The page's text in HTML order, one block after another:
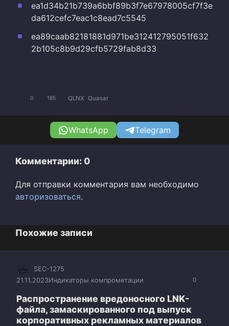
ea1d34b21b739a6bbf89b3f7e67978005cf7f3e
da612cefc7eac1c8ead7c5545
ea89caab82181881d971be312412795051f632
2b105c8b9d29cfb5729fab8d33
0 185 QLNX Quasar
WhatsApp Telegram
Комментарии: 0
Для отправки комментария вам необходимо
авторизоваться.
Похожие записи
0
SEC-1275
21.11.2023Индикаторы компрометации
Распространение вредоносного LNK-
файла, замаскированного под выпуск
корпоративных рекламных материалов